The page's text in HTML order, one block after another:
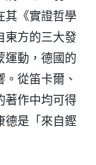
其《實證哲學
東方的三大發
運動，德國的
從笛卡爾、
著作中均可得
德是「來自鏗